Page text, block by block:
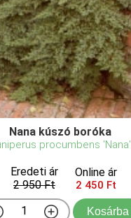
Nana kúszó boróka
procumbens 'Nana'
Eredeti ár
2 950 Ft
Online ár
2 450 Ft
Kosárba